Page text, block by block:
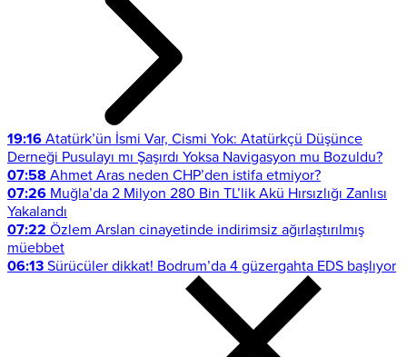
19:16 Atatürk’ün İsmi Var, Cismi Yok: Atatürkçü Düşünce
Derneği Pusulayı mı Şaşırdı Yoksa Navigasyon mu Bozuldu?
07:58 Ahmet Aras neden CHP’den istifa etmiyor?
07:26 Muğla’da 2 Milyon 280 Bin TL’lik Akü Hırsızlığı Zanlısı
Yakalandı
07:22 Özlem Arslan cinayetinde indirimsiz ağırlaştırılmış
müebbet
06:13 Sürücüler dikkat! Bodrum’da 4 güzergahta EDS başlıyor